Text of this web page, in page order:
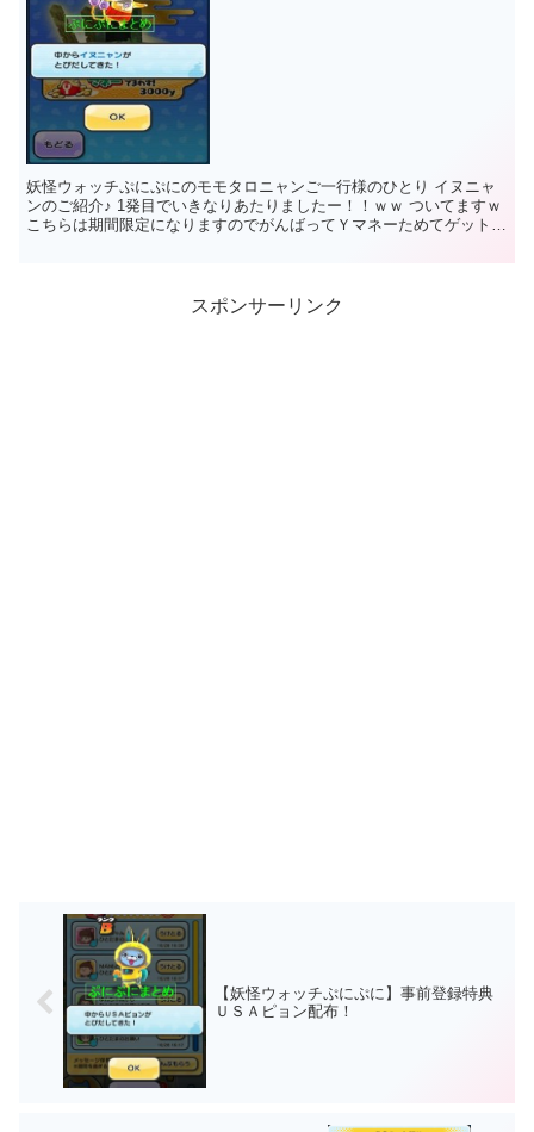
妖怪ウォッチぷにぷにのモモタロニャンご一行様のひとり イヌニャ
ンのご紹介♪ 1発目でいきなりあたりましたー！！ｗｗ ついてますｗ
こちらは期間限定になりますのでがんばってＹマネーためてゲットし
スポンサーリンク
【妖怪ウォッチぷにぷに】事前登録特典
ＵＳＡピョン配布！